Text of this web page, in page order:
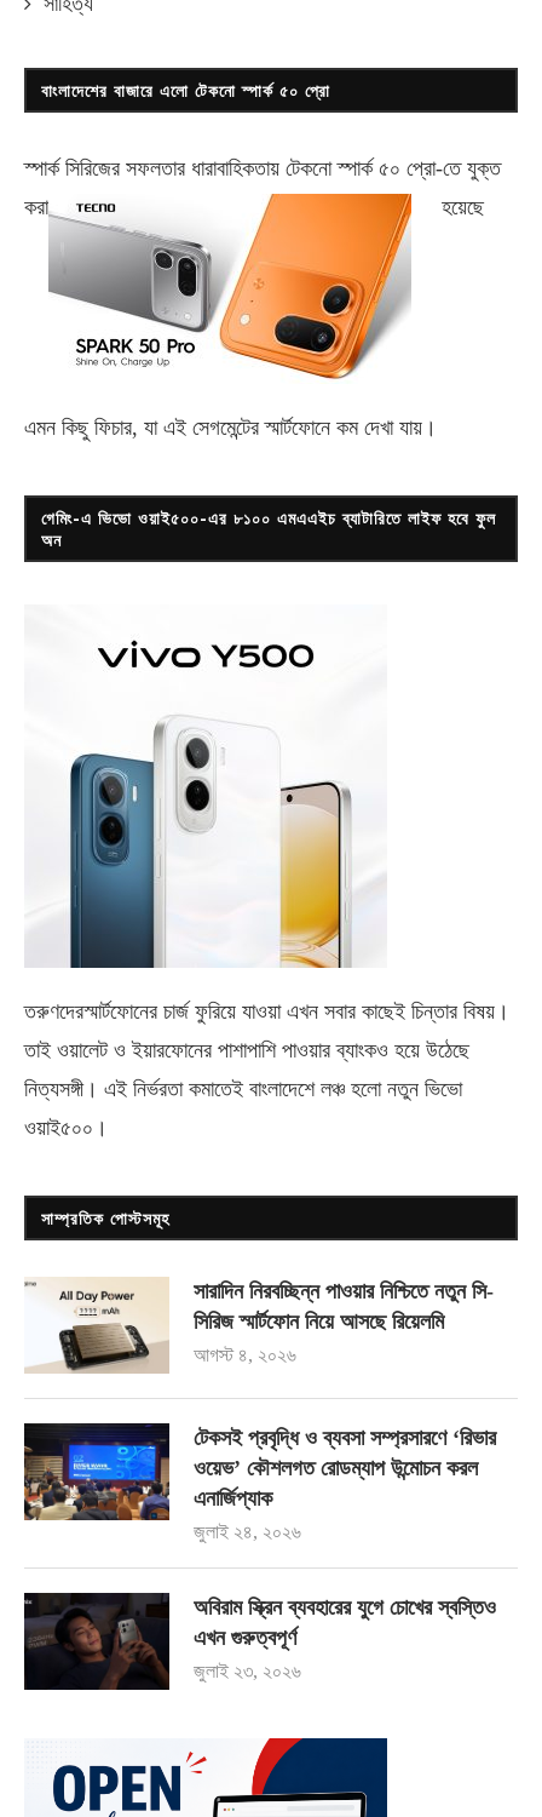
বাংলাদেশের বাজারে এলো টেকনো স্পার্ক ৫০ প্রো
স্পার্ক সিরিজের সফলতার ধারাবাহিকতায় টেকনোস্পার্ক ৫০ প্রো-তে যুক্ত
করা
হয়েছে
এমন কিছু ফিচার, যা এই সেগমেন্টের স্মার্টফোনে কম দেখা যায়।
গেমিং-এ ভিভো ওয়াই৫০০-এর ৮১০০ এমএএইচ ব্যাটারিতে লাইফ হবে ফুল
অন
তরুণদেরস্মার্টফোনের চার্জ ফুরিয়ে যাওয়া এখন সবার কাছেই চিন্তার বিষয়।
তাই ওয়ালেট ও ইয়ারফোনের পাশাপাশি পাওয়ার ব্যাংকও হয়ে উঠেছে
নিত্যসঙ্গী। এই নির্ভরতা কমাতেই বাংলাদেশে লঞ্চ হলো নতুন ভিভো
ওয়াই৫০০ ।
সাম্প্রতিক পোস্টসমূহ
সারাদিন নিরবচ্ছিন্ন পাওয়ার নিশ্চিতে নতুন সি-
সিরিজ স্মার্টফোন নিয়ে আসছে রিয়েলমি
আগস্ট ৪, ২০২৬
টেকসই প্রবৃদ্ধি ও ব্যবসা সম্প্রসারণে ‘রিভার
ওয়েভ’ কৌশলগত রোডম্যাপ উন্মোচন করল
এনার্জিপ্যাক
জুলাই ২৪, ২০২৬
অবিরাম স্ক্রিন ব্যবহারের যুগে চোখের স্বস্তিও
এখন গুরুত্বপূর্ণ
জুলাই ২৩, ২০২৬